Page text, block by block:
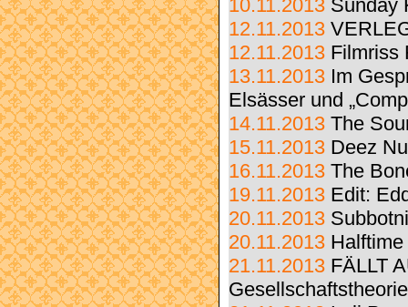
10.11.2013 Sunday
12.11.2013
12.11.2013 Filmriss
13.11.2013 Im
Elsässer und
14.11.2013 The
15.11.2013 Deez
16.11.2013 The
19.11.2013 Edit:
20.11.2013
20.11.2013 Halftime
21.11.2013 FÄLLT